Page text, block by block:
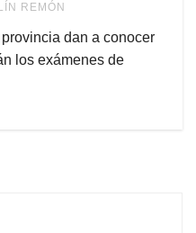
REMÓN
dan a conocer
los exámenes de